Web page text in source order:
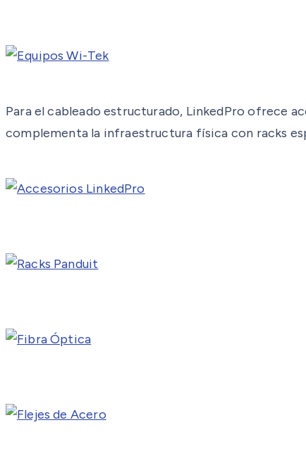
Para el cableado estructurado, LinkedPro ofrece
complementa la infraestructura física con racks